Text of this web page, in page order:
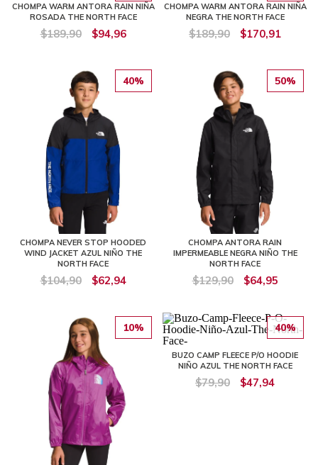
CHOMPA WARM ANTORA RAIN NIÑA
ROSADA THE NORTH FACE
$189,90 $94,96
CHOMPA WARM ANTORA RAIN NIÑA
NEGRA THE NORTH FACE
$189,90 $170,91
40%
CHOMPA NEVER STOP HOODED
WIND JACKET AZUL NIÑO THE
NORTH FACE
$104,90 $62,94
50%
CHOMPA ANTORA RAIN
IMPERMEABLE NEGRA NIÑO THE
NORTH FACE
$129,90 $64,95
10% 40%
BUZO CAMP FLEECE P/O HOODIE
NIÑO AZUL THE NORTH FACE
$79,90 $47,94